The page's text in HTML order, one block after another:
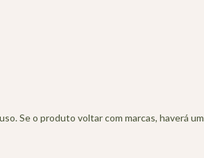
Se o produto voltar com marcas, haverá um